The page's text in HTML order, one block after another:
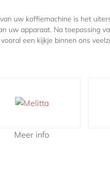
uw koffiemachine is het
uw apparaat. Na toepassing
een kijkje binnen ons
Meer info